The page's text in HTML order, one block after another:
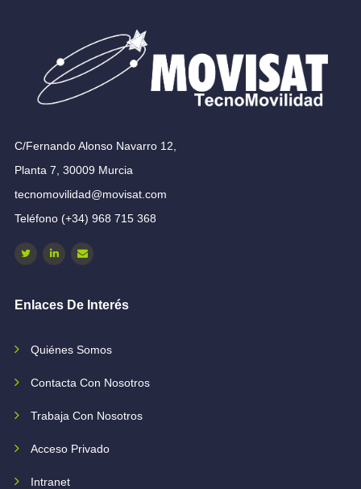
C/Fernando Alonso Navarro 12,
Planta 7, 30009 Murcia
tecnomovilidad@movisat.com
Teléfono (+34) 968 715 368
Enlaces De Interés
Quiénes Somos
Contacta Con Nosotros
Trabaja Con Nosotros
Acceso Privado
Intranet